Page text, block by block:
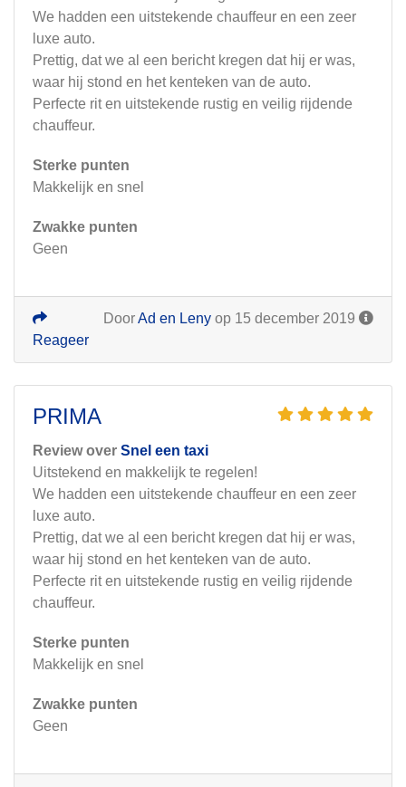
We hadden een uitstekende chauffeur en een zeer
luxe auto.
Prettig, dat we al een bericht kregen dat hij er was,
waar hij stond en het kenteken van de auto.
Perfecte rit en uitstekende rustig en veilig rijdende
chauffeur.
Sterke punten
Makkelijk en snel
Zwakke punten
Geen
DoorAd en Leny op 15 december 2019
Reageer
PRIMA
Review over Snel een taxi
Uitstekend en makkelijk te regelen!
We hadden een uitstekende chauffeur en een zeer
luxe auto.
Prettig, dat we al een bericht kregen dat hij er was,
waar hij stond en het kenteken van de auto.
Perfecte rit en uitstekende rustig en veilig rijdende
chauffeur.
Sterke punten
Makkelijk en snel
Zwakke punten
Geen